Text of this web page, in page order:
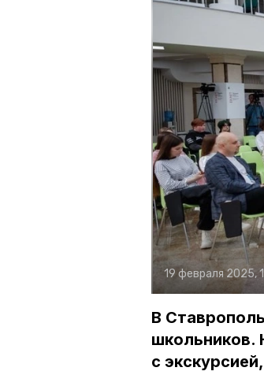
19 февраля 2025,
В
школьников.
с